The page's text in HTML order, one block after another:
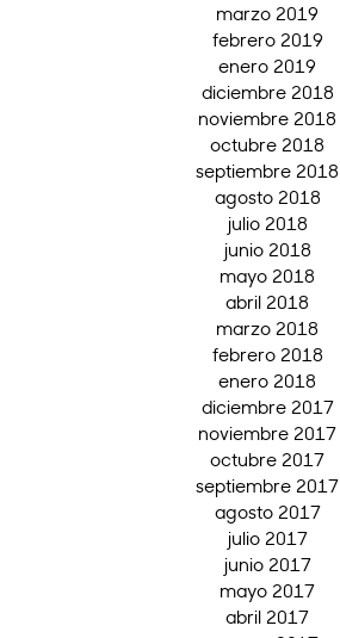
marzo 2019
febrero 2019
enero 2019
diciembre 2018
noviembre 2018
octubre 2018
septiembre 2018
agosto 2018
julio 2018
junio 2018
mayo 2018
abril 2018
marzo 2018
febrero 2018
enero 2018
diciembre 2017
noviembre 2017
octubre 2017
septiembre 2017
agosto 2017
julio 2017
junio 2017
mayo 2017
abril 2017